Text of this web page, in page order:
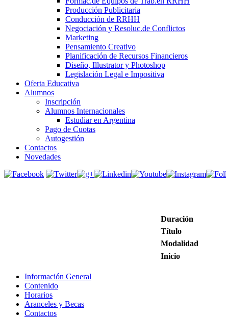
Producción Publicitaria
Conducción de RRHH
Negociación y Resoluc.de Conflictos
Marketing
Pensamiento Creativo
Planificación de Recursos Financieros
Diseño, Illustrator y Photoshop
Legislación Legal e Impositiva
Oferta Educativa
Alumnos
Inscripción
Alumnos Internacionales
Estudiar en Argentina
Pago de Cuotas
Autogestión
Contactos
Novedades
Duración
Título
Modalidad
Inicio
Información General
Contenido
Horarios
Aranceles y Becas
Contactos